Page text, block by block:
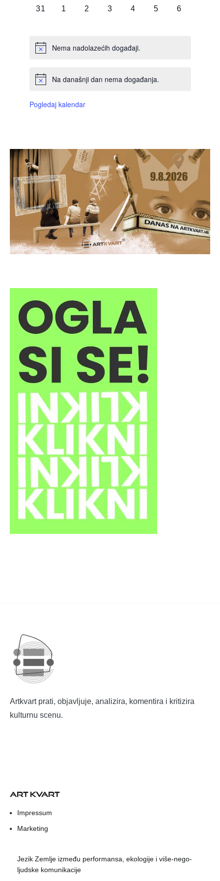
0
31
0
1
0
2
0
3
0
4
0
5
0
6
Nema nadolazećih događaji.
Na današnji dan nema događanja.
Pogledaj kalendar
Artkvart prati, objavljuje, analizira, komentira i kritizira
kulturnu scenu.
ART KVART
Impressum
Marketing
Jezik Zemlje između performansa, ekologije i više-nego-
ljudske komunikacije